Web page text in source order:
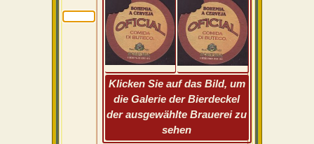
Klicken Sie auf das Bild, um
die Galerie der Bierdeckel
der ausgewählte Brauerei zu
sehen